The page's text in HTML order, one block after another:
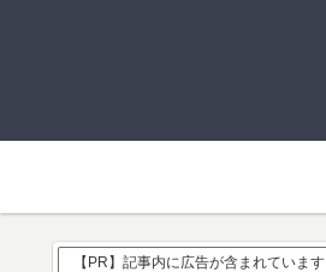
【PR】記事内に広告が含まれています